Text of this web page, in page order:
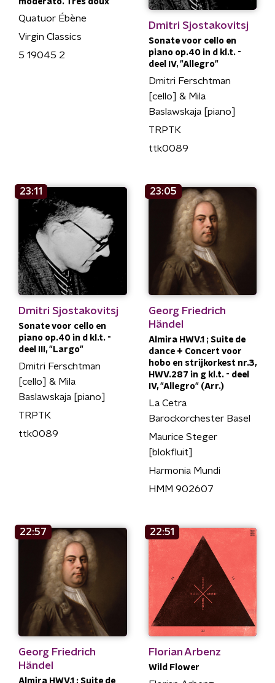
moderato. Très doux"
Quatuor Ébène
Virgin Classics
5 19045 2
Dmitri Sjostakovitsj
Sonate voor cello en
piano op.40 in d kl.t. -
deel IV, "Allegro"
Dmitri Ferschtman
[cello] & Mila
Baslawskaja [piano]
TRPTK
ttk0089
23:11
Dmitri Sjostakovitsj
Sonate voor cello en
piano op.40 in d kl.t. -
deel III, "Largo"
Dmitri Ferschtman
[cello] & Mila
Baslawskaja [piano]
TRPTK
ttk0089
23:05
Georg Friedrich
Händel
Almira HWV.1 ; Suite de
dance + Concert voor
hobo en strijkorkest nr.3,
HWV.287 in g kl.t. - deel
IV, "Allegro" (Arr.)
La Cetra
Barockorchester Basel
Maurice Steger
[blokfluit]
Harmonia Mundi
HMM 902607
22:57
Georg Friedrich
Händel
Almira HWV.1 ; Suite de
22:51
Florian Arbenz
Wild Flower